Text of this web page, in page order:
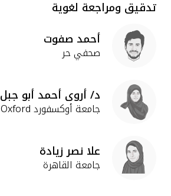
تدقيق ومراجعة لغوية
أحمد صفوت
صحفي حر
د/ أروى أحمد أبو جبل
جامعة أوكسفورد Oxford
علا نصر زيادة
جامعة القاهرة